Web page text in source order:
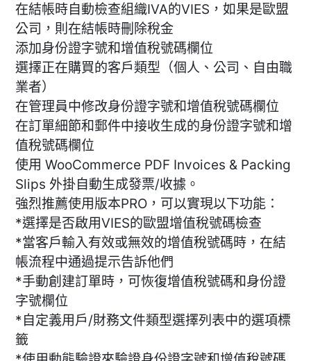
在結帳時自動檢查組織IVA的VIES，如果是歐盟
公司，則在結帳時刪除稅金
添加身份證字號和增值稅號碼欄位
選擇正在購買的客戶類型（個人、公司、自由職
業者）
在管理員中修改身份證字號和增值稅號碼欄位
在訂單細節和郵件中接收生成的身份證字號和增
值稅號碼欄位
使用 WooCommerce PDF Invoices & Packing
Slips 外掛自動生成發票/收據。
強烈推薦使用版本PRO，可以實現以下功能：
*選擇是否啟用VIES的歐盟增值稅號碼檢查
*當客戶輸入有效或無效的增值稅號碼時，在結
帳流程中通過提示告訴他們
*手動創建訂單時，可恢復增值稅號碼和身份證
字號欄位
*自定義用戶/財務文件類型選擇列表中的選項標
籤